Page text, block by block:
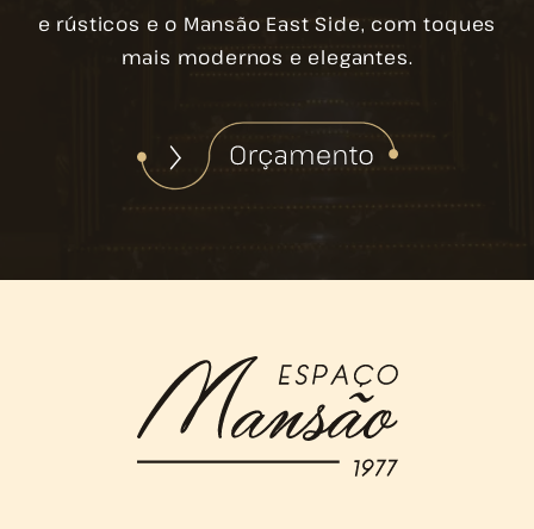
e rústicos e o Mansão East Side, com toques
mais modernos e elegantes.